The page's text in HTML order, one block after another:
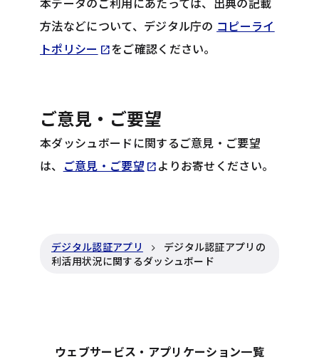
方法などについて、デジタル庁の コピーライ
トポリシー open_in_newOpens in new tab
をご確認ください。
ご意見・ご要望
本ダッシュボードに関するご意見・ご要望
は、 ご意見・ご要望 open_in_new Opens in new tab
よりお寄せください。
デジタル認証アプリ
デジタル認証アプリの
利活用状況に関するダッシュボード
ウェブサービス・アプリケーション一覧